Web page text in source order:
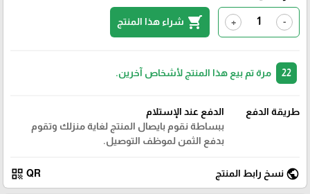
-
+
shopping_cart شراء هذا المنتج
مرة تم بيع هذا المنتج لأشخاص آخرين.
طريقة الدفع
الدفع عند الإستلام
ببساطة نقوم بايصال المنتج لغاية منزلك وتقوم
بدفع الثمن لموظف التوصيل.
public نسخ رابط المنتج QR
qr_code